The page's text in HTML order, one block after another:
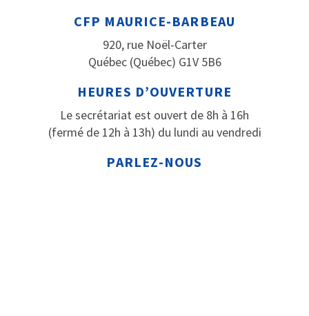
CFP MAURICE-BARBEAU
920, rue Noël-Carter
Québec (Québec) G1V 5B6
HEURES D’OUVERTURE
Le secrétariat est ouvert de 8h à 16h
(fermé de 12h à 13h) du lundi au vendredi
PARLEZ-NOUS